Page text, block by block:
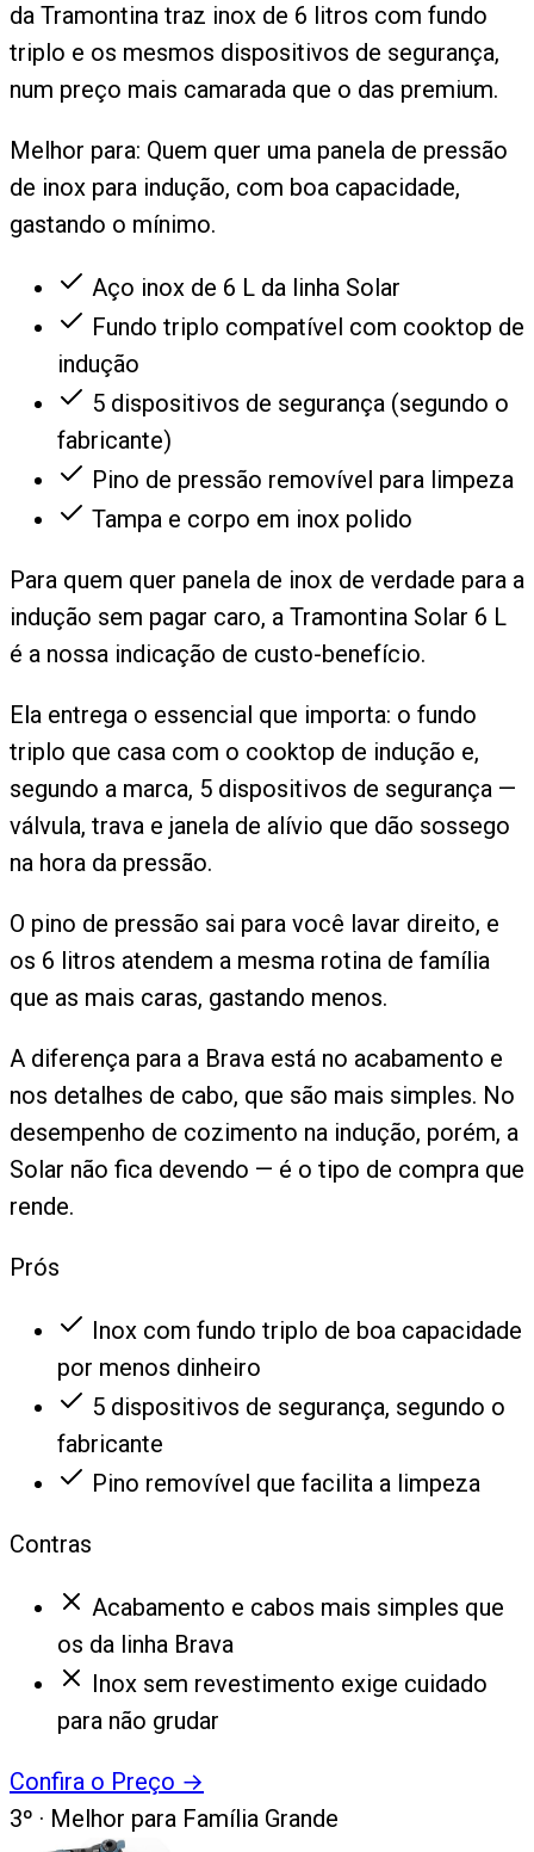
da Tramontina traz inox de 6 litros com fundo
triplo e os mesmos dispositivos de segurança,
num preço mais camarada que o das premium.
Melhor para: Quem quer uma panela de pressão
de inox para indução, com boa capacidade,
gastando o mínimo.
Aço inox de 6 L da linha Solar
Fundo triplo compatível com cooktop de
indução
5 dispositivos de segurança (segundo o
fabricante)
Pino de pressão removível para limpeza
Tampa e corpo em inox polido
Para quem quer panela de inox de verdade para a
indução sem pagar caro, a Tramontina Solar 6 L
é a nossa indicação de custo-benefício.
Ela entrega o essencial que importa: o fundo
triplo que casa com o cooktop de indução e,
segundo a marca, 5 dispositivos de segurança —
válvula, trava e janela de alívio que dão sossego
na hora da pressão.
O pino de pressão sai para você lavar direito, e
os 6 litros atendem a mesma rotina de família
que as mais caras, gastando menos.
A diferença para a Brava está no acabamento e
nos detalhes de cabo, que são mais simples. No
desempenho de cozimento na indução, porém, a
Solar não fica devendo — é o tipo de compra que
rende.
Prós
Inox com fundo triplo de boa capacidade
por menos dinheiro
5 dispositivos de segurança, segundo o
fabricante
Pino removível que facilita a limpeza
Contras
Acabamento e cabos mais simples que
os da linha Brava
Inox sem revestimento exige cuidado
para não grudar
Confira o Preço →
3º · Melhor para Família Grande